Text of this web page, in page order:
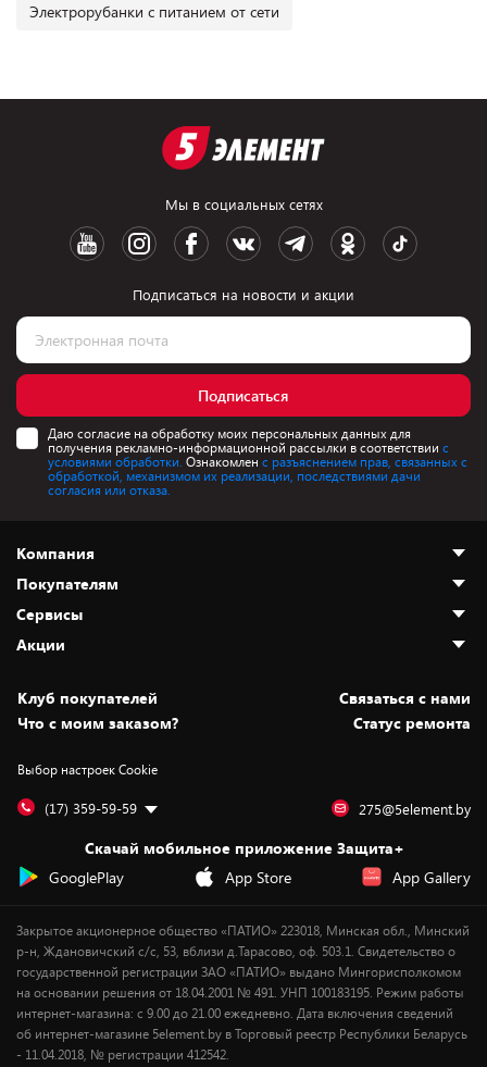
Электрорубанки с питанием от сети
Мы в социальных сетях
Подписаться на новости и акции
Подписаться
Даю согласие на обработку моих персональных данных для
получения рекламно-информационной рассылки в соответствии с
условиями обработки. Ознакомлен с разъяснением прав, связанных с
обработкой, механизмом их реализации, последствиями дачи
согласия или отказа.
Компания
О нас
Адреса магазинов
Новости
Статьи и обзоры
Вакансии
Дай пять добру!
Покупателям
Как сделать заказ
Оплата и доставка
Безналичный расчёт
Обмен и возврат товара
Обработка персональных данных
Подарочные карты
Сервисы
Установка техники
Для игровых консолей
Для мобильных устройств
Для компьютеров
Сервисные центры
Акции
Скидки и промокоды
Белорусские товары
Бонусы
Оплата частями
Новинки
Клуб покупателей
Cвязаться с нами
Что с моим заказом?
Статус ремонта
Выбор настроек Cookie
(17) 359-59-59 275@5element.by
Скачай мобильное приложение Защита+
GooglePlay
App Store App Gallery
Закрытое акционерное общество «ПАТИО» 223018, Минская обл., Минский
р-н, Ждановичский с/с, 53, вблизи д.Тарасово, оф. 503.1. Свидетельство о
государственной регистрации ЗАО «ПАТИО» выдано Мингорисполкомом
на основании решения от 18.04.2001 № 491. УНП 100183195. Режим работы
интернет-магазина: с 9.00 до 21.00 ежедневно. Дата включения сведений
об интернет-магазине 5element.by в Торговый реестр Республики Беларусь
- 11.04.2018, № регистрации 412542.